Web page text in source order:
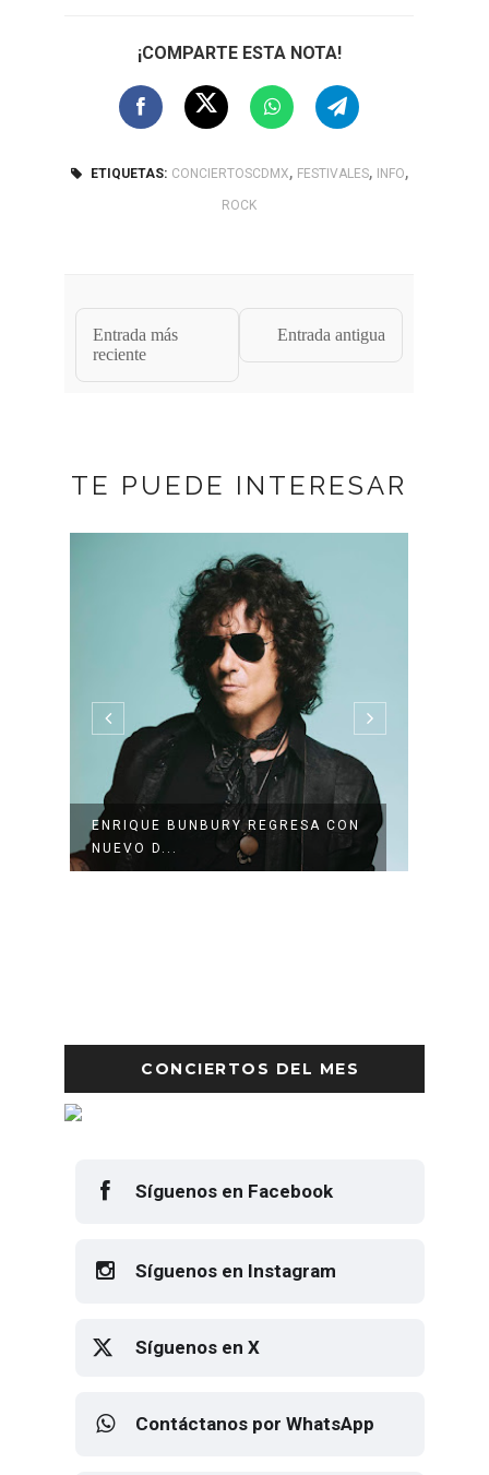
¡COMPARTE ESTA NOTA!
ETIQUETAS: CONCIERTOSCDMX, FESTIVALES, INFO,
ROCK
Entrada más
reciente
Entrada antigua
TE PUEDE INTERESAR
ENRIQUE BUNBURY REGRESA CON
NUEVO D...
CONCIERTOS DEL MES
Síguenos en Facebook
Síguenos en Instagram
Síguenos en X
Contáctanos por WhatsApp